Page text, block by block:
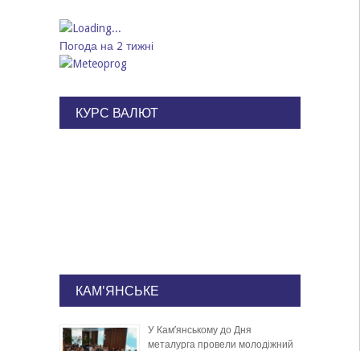
Погода на 2 тижні
КУРС ВАЛЮТ
КАМ'ЯНСЬКЕ
У Кам’янському до Дня
металурга провели молодіжний